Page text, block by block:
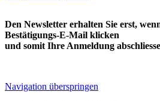
Den Newsletter erhalten Sie erst,
Bestätigungs-E-Mail klicken
und somit Ihre Anmeldung
Navigation überspringen